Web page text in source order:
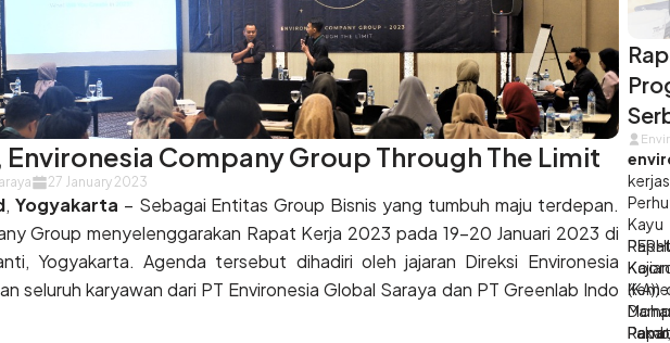
Environesia Company Group Through The Limit
27 January 2023
, Yogyakarta – Sebagai Entitas Group Bisnis yang tumbuh maju terdepan.
Group menyelenggarakan Rapat Kerja 2023 pada 19-20 Januari 2023 di
Yogyakarta. Agenda tersebut dihadiri oleh jajaran Direksi Environesia
seluruh karyawan dari PT Environesia Global Saraya dan PT Greenlab Indo (KA))